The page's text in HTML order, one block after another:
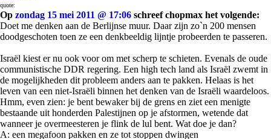
quote:
Op zondag 15 mei 2011 @ 17:06 schreef chopmax het volgende:
Doet me denken aan de Berlijnse muur. Daar zijn zo`n 200 mensen
doodgeschoten toen ze een denkbeeldig lijntje probeerden te passeren.
Israël kiest er nu ook voor om met scherp te schieten. Evenals de oude
communistische DDR regering. Een high tech land als Israël zwemt in
de mogelijkheden dit probleem anders aan te pakken. Helaas is het
leven van een niet-Israëli binnen het denken van de Israëli waardeloos.
Hmm, even zien: je bent bewaker bij de grens en ziet een menigte
bestaande uit honderden Palestijnen op je afstormen, wetende dat
wanneer je overmeesteren je flink de lul bent. Wat doe je dan?
A: een megafoon pakken en ze tot stoppen dwingen